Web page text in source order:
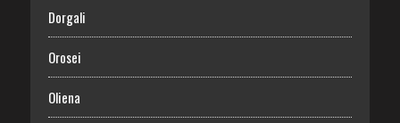
Dorgali
Orosei
Oliena